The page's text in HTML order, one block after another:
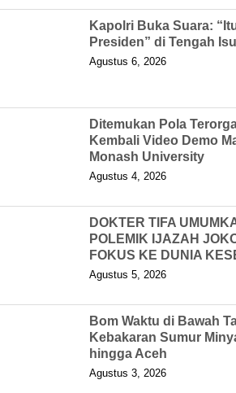
Kapolri Buka Suara:
Presiden” di Tengah
Agustus 6, 2026
Ditemukan Pola
Kembali Video Demo
Monash University
Agustus 4, 2026
DOKTER TIFA
POLEMIK IJAZAH
FOKUS KE DUNIA
Agustus 5, 2026
Bom Waktu di Bawah
Kebakaran Sumur
hingga Aceh
Agustus 3, 2026